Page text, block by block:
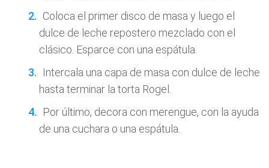
Coloca el primer disco de masa y luego el
dulce de leche repostero mezclado con el
clásico. Esparce con una espátula.
Intercala una capa de masa con dulce de leche
hasta terminar la torta Rogel.
Por último, decora con merengue, con la ayuda
de una cuchara o una espátula.